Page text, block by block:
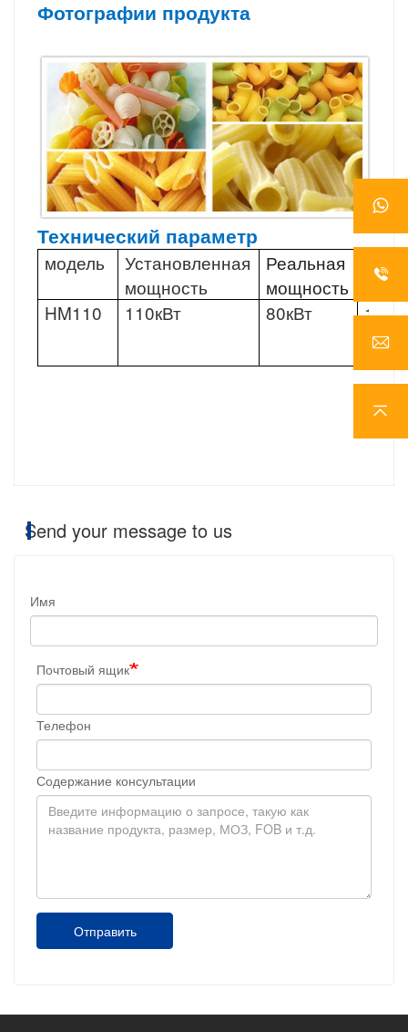
Фотографии продукта
Технический параметр
модель
Установленная
мощность
Реальная
мощность
HM110 110кВт 80кВт 100-
Send your message to us
Имя
Почтовый ящик
Телефон
Содержание консультации
Отправить